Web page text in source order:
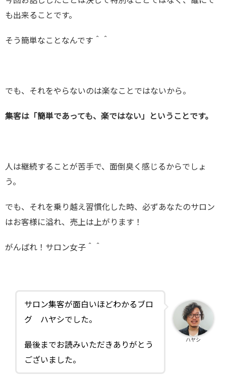
も出来ることです。
そう簡単なことなんです＾＾
でも、それをやらないのは楽なことではないから。
集客は「簡単であっても、楽ではない」ということです。
人は継続することが苦手で、面倒臭く感じるからでしょ
う。
でも、それを乗り越え習慣化した時、必ずあなたのサロン
はお客様に溢れ、売上は上がります！
がんばれ！サロン女子＾＾
サロン集客が面白いほどわかるブロ
グ ハヤシでした。
最後までお読みいただきありがとう
ございました。
ハヤシ